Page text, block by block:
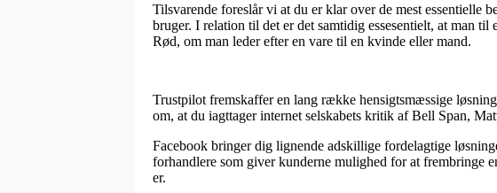
Tilsvarende foreslår vi at du er klar over de mest essentielle
bruger. I relation til det er det samtidig essesentielt, at man
Rød, om man leder efter en vare til en kvinde eller mand.
Trustpilot fremskaffer en lang række hensigtsmæssige
om, at du iagttager internet selskabets kritik af Bell Span,
Facebook bringer dig lignende adskillige fordelagtige
forhandlere som giver kunderne mulighed for at frembringe
er.